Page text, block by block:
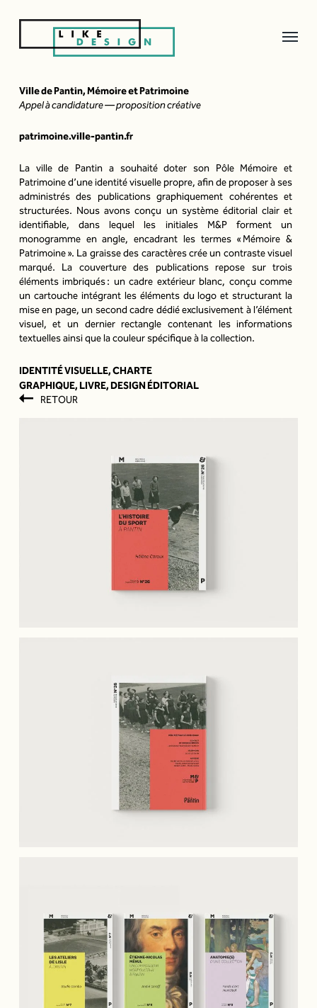
DE
DESIGN
GRAPHIQUE
&
IDENTITÉ
VISUELLE
|
LIKEDESIGN
Ville de Pantin, Mémoire et Patrimoine
Appel à candidature — proposition créative
patrimoine.ville-pantin.fr
La ville de Pantin a souhaité doter son Pôle Mémoire et
Patrimoine d’une identité visuelle propre, afin de proposer à ses
administrés des publications graphiquement cohérentes et
structurées. Nous avons conçu un système éditorial clair et
identifiable, dans lequel les initiales M&P forment un
monogramme en angle, encadrant les termes « Mémoire &
Patrimoine ». La graisse des caractères crée un contraste visuel
marqué. La couverture des publications repose sur trois
éléments imbriqués : un cadre extérieur blanc, conçu comme
un cartouche intégrant les éléments du logo et structurant la
mise en page, un second cadre dédié exclusivement à l’élément
visuel, et un dernier rectangle contenant les informations
textuelles ainsi que la couleur spécifique à la collection.
IDENTITÉ VISUELLE, CHARTE
GRAPHIQUE, LIVRE, DESIGN ÉDITORIAL
RETOUR